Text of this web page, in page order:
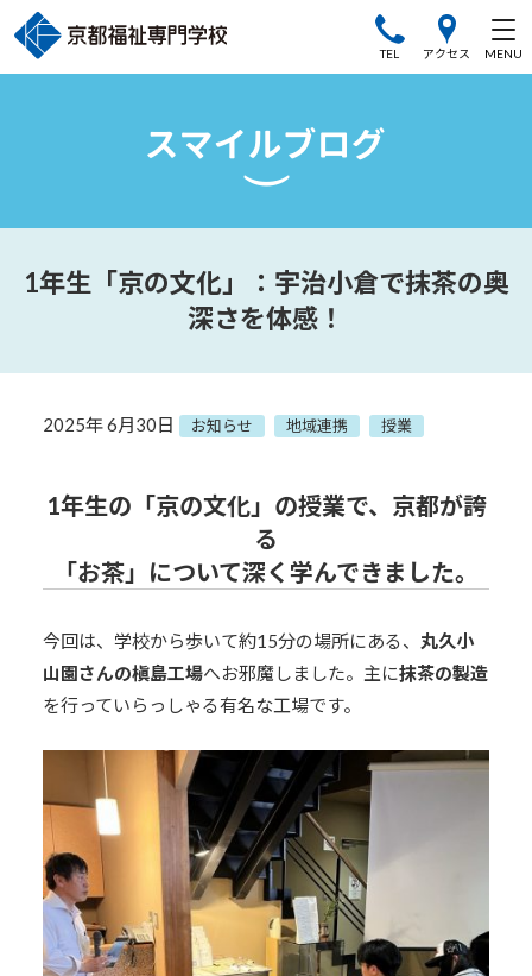
TEL アクセス
1年生「京の文化」：宇治小倉で抹茶の奥
深さを体感！
2025年 6月30日 お知らせ 地域連携 授業
1年生の「京の文化」の授業で、京都が誇
る
「お茶」 について深く学んできました。
今回は、学校から歩いて約15分の場所にある、 丸久小
山園さんの槇島工場へお邪魔しました。主に抹茶の製造
を行っていらっしゃる有名な工場です。